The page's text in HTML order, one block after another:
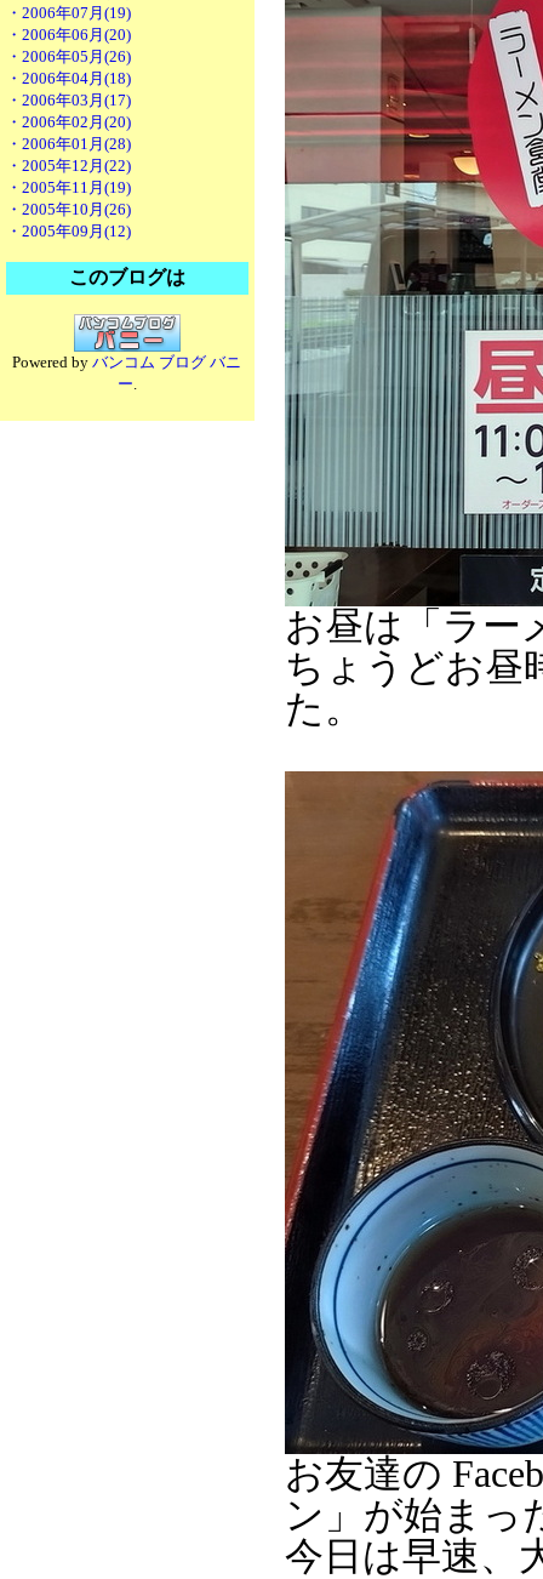
・2006年07月(19)
・2006年06月(20)
・2006年05月(26)
・2006年04月(18)
・2006年03月(17)
・2006年02月(20)
・2006年01月(28)
・2005年12月(22)
・2005年11月(19)
・2005年10月(26)
・2005年09月(12)
このブログは
Powered byバンコム ブログ バニ
ー.
お昼は「ラー
ちょうどお昼
た。
お友達の
ン」が始まっ
今日は早速、